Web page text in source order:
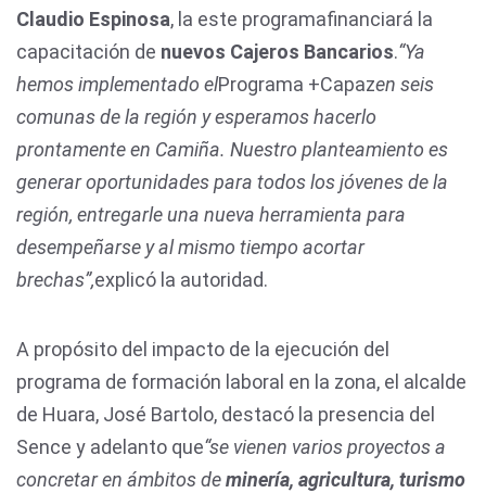
Claudio Espinosa, la este programafinanciará la
capacitación de nuevos Cajeros Bancarios.“Ya
hemos implementado elPrograma +Capazen seis
comunas de la región y esperamos hacerlo
prontamente en Camiña. Nuestro planteamiento es
generar oportunidades para todos los jóvenes de la
región, entregarle una nueva herramienta para
desempeñarse y al mismo tiempo acortar
brechas”,explicó la autoridad.
A propósito del impacto de la ejecución del
programa de formación laboral en la zona, el alcalde
de Huara, José Bartolo, destacó la presencia del
Sence y adelanto que“se vienen varios proyectos a
concretar en ámbitos deminería, agricultura, turismo